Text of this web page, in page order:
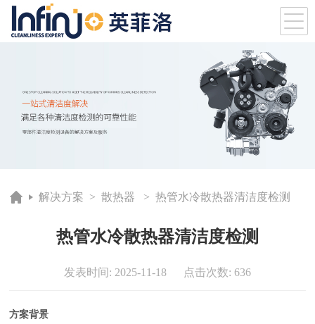
解决方案 >散热器 > 热管水冷散热器清洁度检测
热管水冷散热器清洁度检测
发表时间: 2025-11-18 点击次数: 636
方案背景